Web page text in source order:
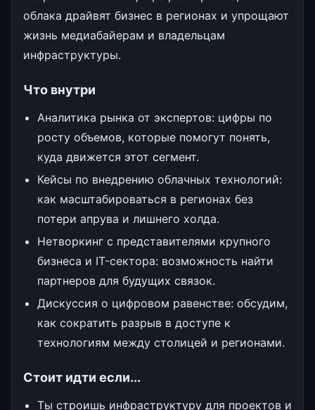
облака драйвят бизнес в регионах и упрощают
жизнь медиабайерам и владельцам
инфраструктуры.
Что внутри
Аналитика рынка от экспертов: цифры по
росту объемов, которые помогут понять,
куда движется этот сегмент.
Кейсы по внедрению облачных технологий:
как масштабироваться в регионах без
потери апрува и лишнего холда.
Нетворкинг с представителями крупного
бизнеса и IT-сектора: возможность найти
партнеров для будущих связок.
Дискуссия о цифровом равенстве: обсудим,
как сократить разрыв в доступе к
технологиям между столицей и регионами.
Стоит идти если...
Ты строишь инфраструктуру для проектов и